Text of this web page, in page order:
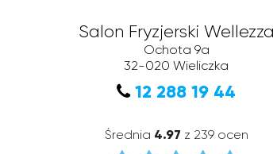
Salon Fryzjerski Wellezza
Ochota 9a
32-020 Wieliczka
12 288 19 44
Średnia 4.97 z 239 ocen